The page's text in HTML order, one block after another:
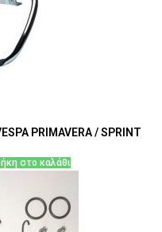
PRIMAVERA / SPRINT
στο καλάθι